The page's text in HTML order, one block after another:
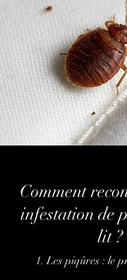
Comment
infestation de
lit ?
1. Les piqûres : le